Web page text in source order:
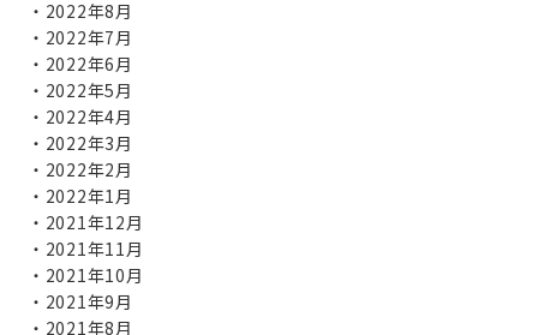
2022年8月
2022年7月
2022年6月
2022年5月
2022年4月
2022年3月
2022年2月
2022年1月
2021年12月
2021年11月
2021年10月
2021年9月
2021年8月